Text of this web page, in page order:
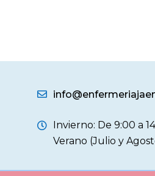
Invierno: De 9:00 a
Verano (Julio y